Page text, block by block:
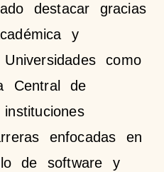
destacar gracias
y
como
Central de
enfocadas en
de software y